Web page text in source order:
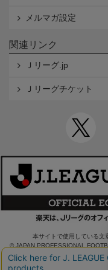
メルマガ設定
関連リンク
Ｊリーグ.jp
Ｊリーグチケット
本サイトで使用している文
© JAPAN PROFESSIONAL